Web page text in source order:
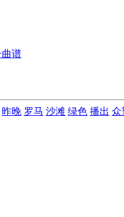
谱
昨晚 罗马 沙滩 绿色 播出 众